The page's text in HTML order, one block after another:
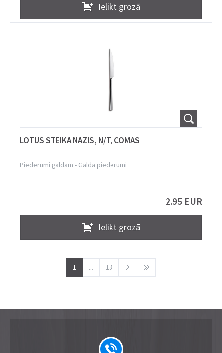
Ielikt grozā
LOTUS STEIKA NAZIS, N/T, COMAS
Piederumi galdam - Galda piederumi
2.95 EUR
Ielikt grozā
1 ... 13